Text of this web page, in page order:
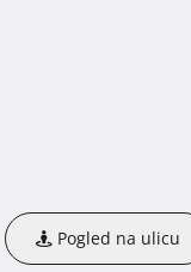
Pogled na ulicu